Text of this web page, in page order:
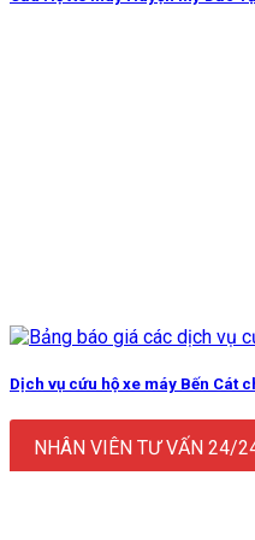
Dịch vụ cứu hộ xe máy Bến Cát
NHÂN VIÊN TƯ VẤN 24/